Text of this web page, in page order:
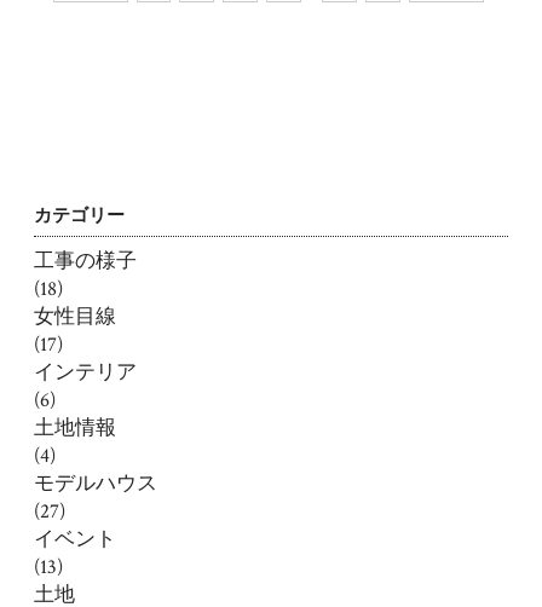
カテゴリー
工事の様子
(18)
女性目線
(17)
インテリア
(6)
土地情報
(4)
モデルハウス
(27)
イベント
(13)
土地